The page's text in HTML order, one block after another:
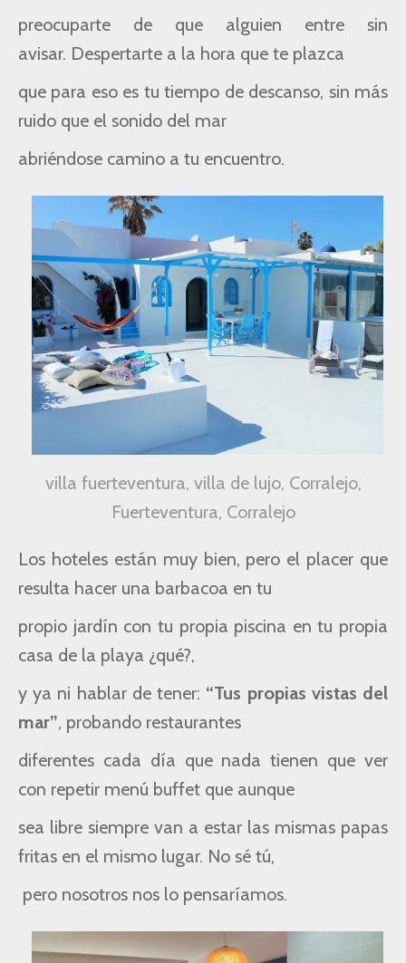
preocuparte de que alguien entre sin
avisar. Despertarte a la hora que te plazca
que para eso es tu tiempo de descanso, sin más
ruido que el sonido del mar
abriéndose camino a tu encuentro.
villa fuerteventura, villa de lujo, Corralejo,
Fuerteventura, Corralejo
Los hoteles están muy bien, pero el placer que
resulta hacer una barbacoa en tu
propio jardín con tu propia piscina en tu propia
casa de la playa ¿qué?,
y ya ni hablar de tener: “Tus propias vistas del
mar”, probando restaurantes
diferentes cada día que nada tienen que ver
con repetir menú buffet que aunque
sea libre siempre van a estar las mismas papas
fritas en el mismo lugar. No sé tú,
pero nosotros nos lo pensaríamos.